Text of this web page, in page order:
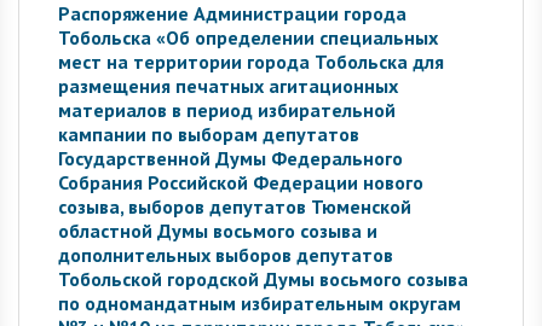
Распоряжение Администрации города
Тобольска «Об определении специальных
мест на территории города Тобольска для
размещения печатных агитационных
материалов в период избирательной
кампании по выборам депутатов
Государственной Думы Федерального
Собрания Российской Федерации нового
созыва, выборов депутатов Тюменской
областной Думы восьмого созыва и
дополнительных выборов депутатов
Тобольской городской Думы восьмого созыва
по одномандатным избирательным округам